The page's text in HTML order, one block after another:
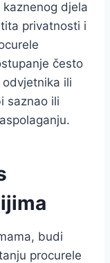
djela
privatnosti i
često
ili
saznao ili
budi
procurele